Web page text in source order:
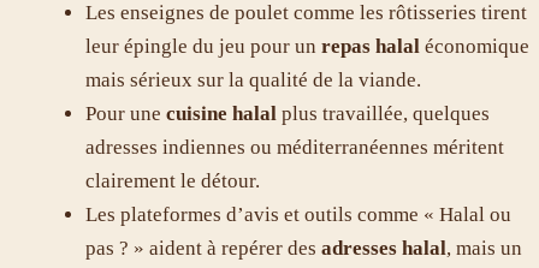
Les enseignes de poulet comme les rôtisseries tirent
leur épingle du jeu pour un repas halal économique
mais sérieux sur la qualité de la viande.
Pour une cuisine halal plus travaillée, quelques
adresses indiennes ou méditerranéennes méritent
clairement le détour.
Les plateformes d’avis et outils comme « Halal ou
pas ? » aident à repérer des adresses halal, mais un